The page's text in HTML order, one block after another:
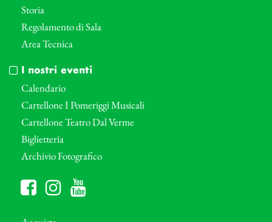
Storia
Regolamento di Sala
Area Tecnica
I nostri eventi
Calendario
Cartellone I Pomeriggi Musicali
Cartellone Teatro Dal Verme
Biglietteria
Archivio Fotografico